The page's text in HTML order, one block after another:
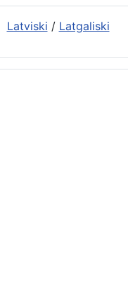
Latviski / Latgaliski